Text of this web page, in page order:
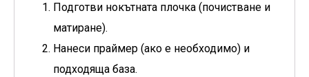
Подготви нокътната плочка (почистване и
матиране).
Нанеси праймер (ако е необходимо) и
подходяща база.